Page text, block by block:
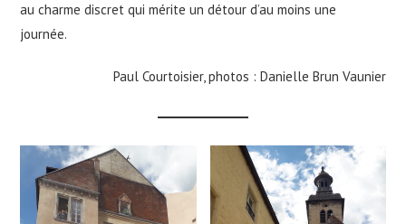
au charme discret qui mérite un détour d’au moins une
journée.
Paul Courtoisier, photos : Danielle Brun Vaunier